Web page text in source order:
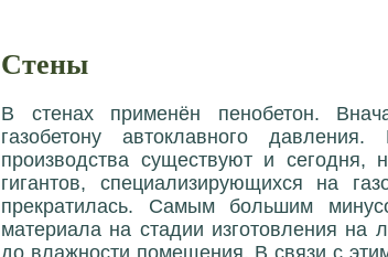
Стены
В стенах применён пенобетон.
газобетону автоклавного
производства существуют и
гигантов, специализирующихся на
прекратилась. Самым большим
материала на стадии изготовления
до влажности помещения. В связи с